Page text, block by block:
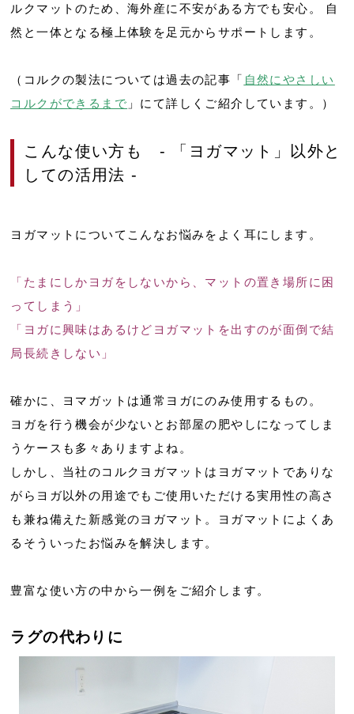
ルクマットのため、海外産に不安がある方でも安心。 自
然と一体となる極上体験を足元からサポートします。
（コルクの製法については過去の記事「 自然にやさしい
コルクができるまで 」にて詳しくご紹介しています。）
こんな使い方も - 「ヨガマット」以外と
しての活用法 -
ヨガマットについてこんなお悩みをよく耳にします。
「たまにしかヨガをしないから、マットの置き場所に困
ってしまう」
「ヨガに興味はあるけどヨガマットを出すのが面倒で結
局長続きしない」
確かに、ヨマガットは通常ヨガにのみ使用するもの。
ヨガを行う機会が少ないとお部屋の肥やしになってしま
うケースも多々ありますよね。
しかし、当社のコルクヨガマットはヨガマットでありな
がらヨガ以外の用途でもご使用いただける実用性の高さ
も兼ね備えた新感覚のヨガマット。ヨガマットによくあ
るそういったお悩みを解決します。
豊富な使い方の中から一例をご紹介します。
ラグの代わりに